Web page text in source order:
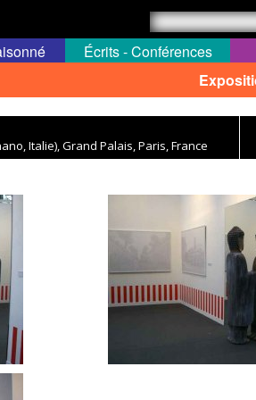
Écrits - Conférences
Italie), Grand Palais, Paris, France